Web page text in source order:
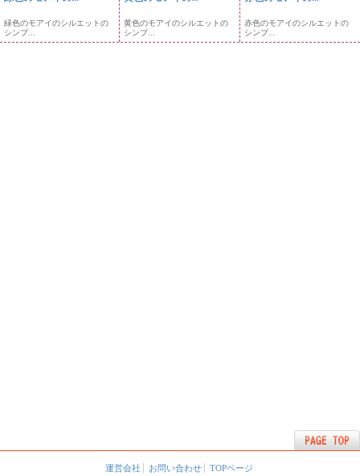
緑色のモアイのシルエットの
シンプ...
黄色のモアイのシルエットの
シンプ...
赤色のモアイのシルエットの
シンプ...
運営会社 お問い合わせ TOPページ